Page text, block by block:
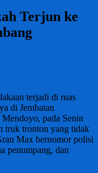
Terjun ke
terjadi di ruas
di Jembatan
Mendoyo, pada Senin
truk tronton yang tidak
Max bernomor polisi
penumpang, dan